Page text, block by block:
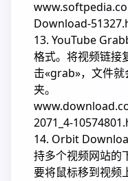
Download-
13. YouTube
格式。将视频链接
击«grab»，文件
夹。
2071_4-
14. Orbit
持多个视频网站的
要将鼠标移到视频